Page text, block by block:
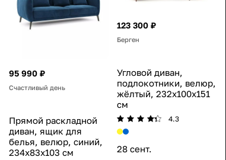
95 990 ₽
Счастливый день
Прямой раскладной
диван, ящик для
белья, велюр, синий,
234x83x103 см
123 300 ₽
Берген
Угловой диван,
подлокотники, велюр,
жёлтый, 232x100x151
см
4.3
28 сент.